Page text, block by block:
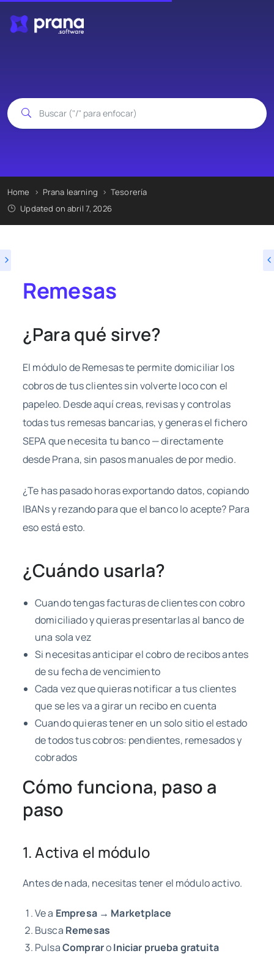
Home Prana learning
Tesorería
Updated on abril 7, 2026
Remesas
¿Para qué sirve?
El módulo de Remesas te permite domiciliar los
cobros de tus clientes sin volverte loco con el
papeleo. Desde aquí creas, revisas y controlas
todas tus remesas bancarias, y generas el fichero
SEPA que necesita tu banco — directamente
desde Prana, sin pasos manuales de por medio.
¿Te has pasado horas exportando datos, copiando
IBANs y rezando para que el banco lo acepte? Para
eso está esto.
¿Cuándo usarla?
Cuando tengas facturas de clientes con cobro
domiciliado y quieras presentarlas al banco de
una sola vez
Si necesitas anticipar el cobro de recibos antes
de su fecha de vencimiento
Cada vez que quieras notificar a tus clientes
que se les va a girar un recibo en cuenta
Cuando quieras tener en un solo sitio el estado
de todos tus cobros: pendientes, remesados y
cobrados
Cómo funciona, paso a
paso
1. Activa el módulo
Antes de nada, necesitas tener el módulo activo.
Ve a Empresa → Marketplace
Busca Remesas
PulsaCompraroIniciar prueba gratuita